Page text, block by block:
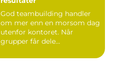
God teambuilding handler
om mer enn en morsom dag
utenfor kontoret. Når
grupper får dele